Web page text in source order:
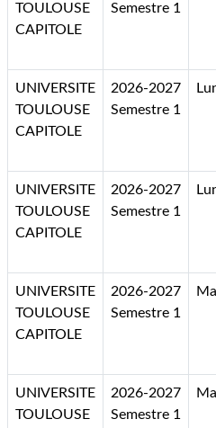
TOULOUSE
CAPITOLE
Semestre 1
UNIVERSITE
TOULOUSE
CAPITOLE
2026-2027
Semestre 1
UNIVERSITE
TOULOUSE
CAPITOLE
2026-2027
Semestre 1
UNIVERSITE
TOULOUSE
CAPITOLE
2026-2027
Semestre 1
UNIVERSITE
TOULOUSE
2026-2027
Semestre 1